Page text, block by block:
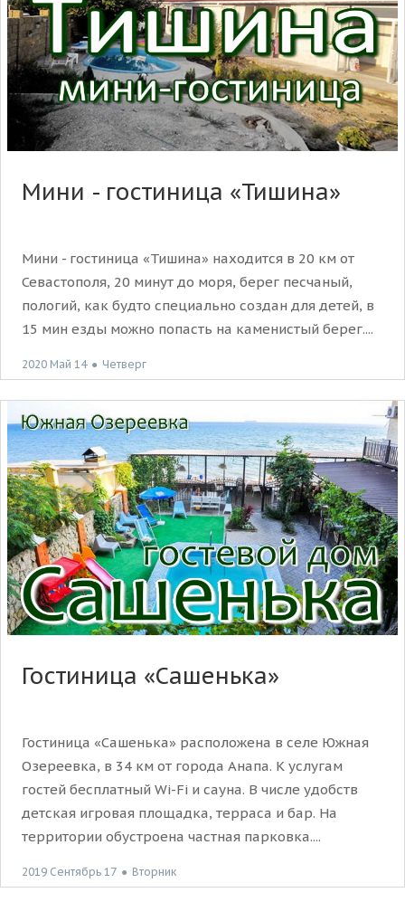
Мини - гостиница «Тишина»
Мини - гостиница «Тишина» находится в 20 км от
Севастополя, 20 минут до моря, берег песчаный,
пологий, как будто специально создан для детей, в
15 мин езды можно попасть на каменистый берег....
2020 Май 14 ● Четверг
Гостиница «Сашенька»
Гостиница «Сашенька» расположена в селе Южная
Озереевка, в 34 км от города Анапа. К услугам
гостей бесплатный Wi-Fi и сауна. В числе удобств
детская игровая площадка, терраса и бар. На
территории обустроена частная парковка....
2019 Сентябрь 17 ● Вторник